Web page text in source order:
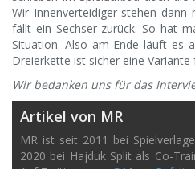
Wir Innenverteidiger stehen
fällt ein Sechser zurück. So hat
Situation. Also am Ende läuft es
Dreierkette ist sicher eine Variante
Wir bedanken uns für das
Artikel von MR
MR ist seit 2011 bei
2020 bei Hajduk Split als Co-